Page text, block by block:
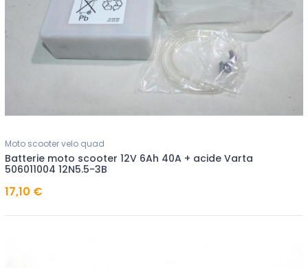
Moto scooter velo quad
Batterie moto scooter 12V 6Ah 40A + acide Varta
506011004 12N5.5-3B
17,10 €